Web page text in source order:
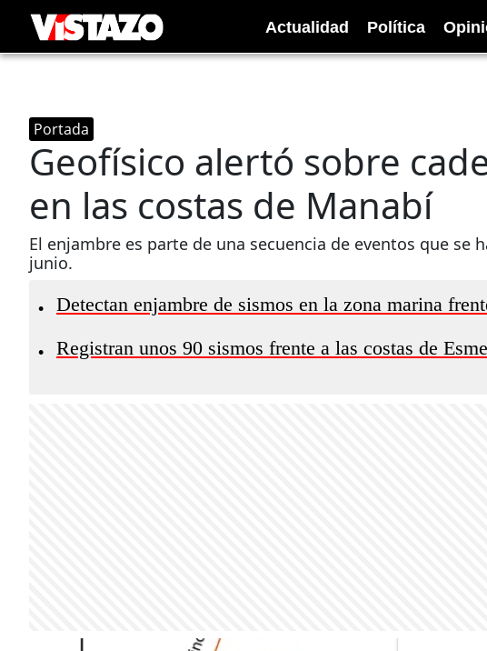
Actualidad Política
Portada
Geofísico alertó sobre
en las costas de Manabí
El enjambre es parte de una secuencia de eventos que se
junio.
• Detectan enjambre de sismos en la zona marina
• Registran unos 90 sismos frente a las costas de